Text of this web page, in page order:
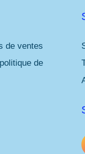
de ventes
de